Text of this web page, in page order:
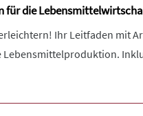
für die
Ihr Leitfaden mit
Lebensmittelproduktion.